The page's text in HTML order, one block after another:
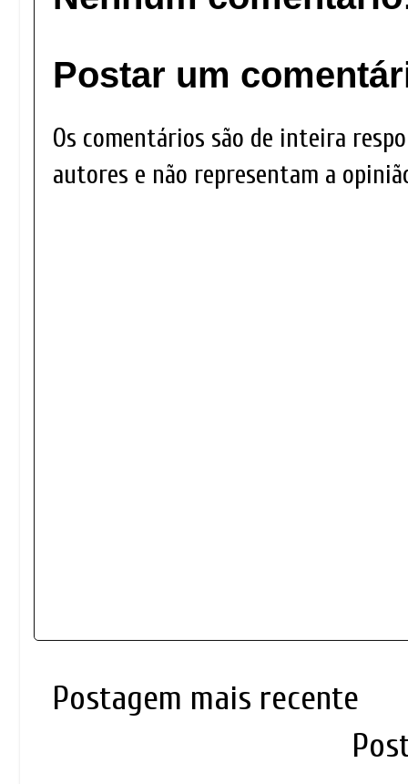
Postar um
Os comentários são de inteira
autores e não representam a
Postagem mais recente